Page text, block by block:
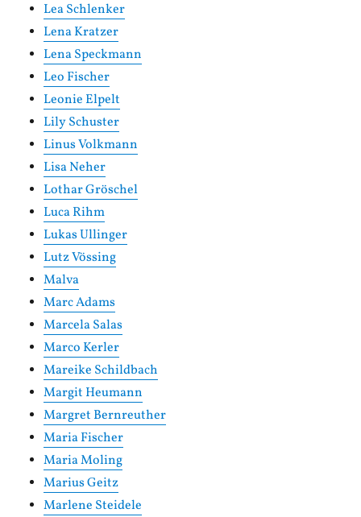
Lea Schlenker
Lena Kratzer
Lena Speckmann
Leo Fischer
Leonie Elpelt
Lily Schuster
Linus Volkmann
Lisa Neher
Lothar Gröschel
Luca Rihm
Lukas Ullinger
Lutz Vössing
Malva
Marc Adams
Marcela Salas
Marco Kerler
Mareike Schildbach
Margit Heumann
Margret Bernreuther
Maria Fischer
Maria Moling
Marius Geitz
Marlene Steidele